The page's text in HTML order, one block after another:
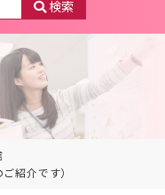
検索
紹介です）